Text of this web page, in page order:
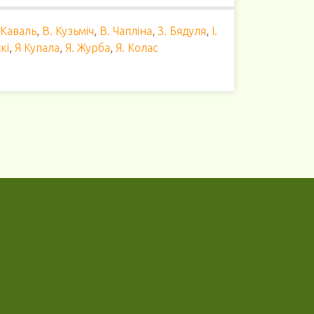
, В. Кузьміч, В. Чапліна, З. Бядуля, І.
, Я Купала, Я. Журба, Я. Колас